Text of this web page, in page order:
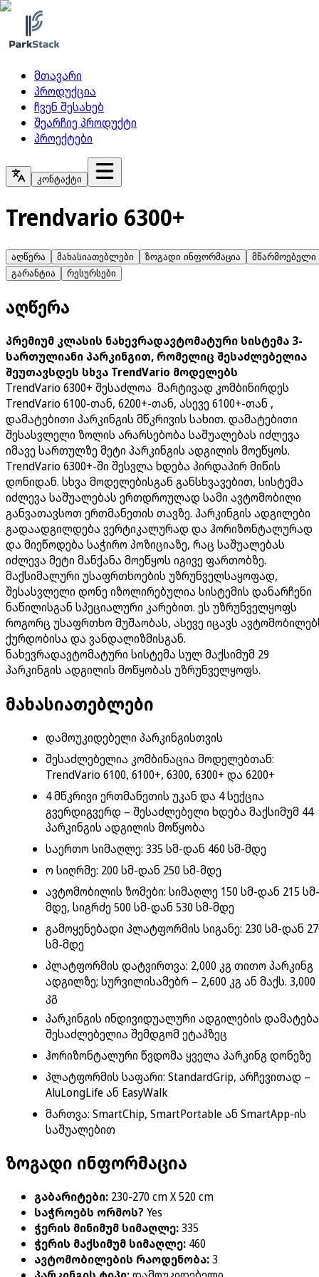
მთავარი
პროდუქცია
ჩვენ შესახებ
შეარჩიე პროდუქტი
პროექტები
კონტაქტი
Trendvario 6300+
აღწერა მახასიათებლები ზოგადი ინფორმაცია
მწარმოებელი
გარანტია
რესურსები
აღწერა
პრემიუმ კლასის ნახევრადავტომატური სისტემა 3-
სართულიანი პარკინგით, რომელიც შესაძლებელია
შეუთავსდეს სხვა TrendVario მოდელებს
TrendVario 6300+ შესაძლოა მარტივად კომბინირდეს
TrendVario 6100-თან, 6200+-თან, ასევე 6100+-თან ,
დამატებითი პარკინგის მწკრივის სახით. დამატებითი
შესასვლელი ზოლის არარსებობა საშუალებას იძლევა
იმავე სართულზე მეტი პარკინგის ადგილის მოეწყოს.
TrendVario 6300+-ში შესვლა ხდება პირდაპირ მიწის
დონიდან. სხვა მოდელებისგან განსხვავებით, სისტემა
იძლევა საშუალებას ერთდროულად სამი ავტომობილი
განვათავსოთ ერთმანეთის თავზე. პარკინგის ადგილები
გადაადგილდება ვერტიკალურად და ჰორიზონტალურად
და მიეწოდება საჭირო პოზიციაზე, რაც საშუალებას
იძლევა მეტი მანქანა მოეწყოს იგივე ფართობზე.
მაქსიმალური უსაფრთხოების უზრუნველსაყოფად,
შესასვლელი დონე იზოლირებულია სისტემის დანარჩენი
ნაწილისგან სპეციალური კარებით. ეს უზრუნველყოფს
როგორც უსაფრთხო მუშაობას, ასევე იცავს
ქურდობისა და ვანდალიზმისგან.
ნახევრადავტომატური სისტემა სულ მაქსიმუმ 29
პარკინგის ადგილის მოწყობას უზრუნველყოფს.
მახასიათებლები
დამოუკიდებელი პარკინგისთვის
შესაძლებელია კომბინაცია მოდელებთან:
TrendVario 6100, 6100+, 6300, 6300+ და 6200+
4 მწკრივი ერთმანეთის უკან და 4 სექცია
გვერდიგვერდ – შესაძლებელი ხდება მაქსიმუმ 44
პარკინგის ადგილის მოწყობა
საერთო სიმაღლე: 335 სმ-დან 460 სმ-მდე
ო სიღრმე: 200 სმ-დან 250 სმ-მდე
ავტომობილის ზომები: სიმაღლე 150 სმ-დან 215 სმ-
მდე, სიგრძე 500 სმ-დან 530 სმ-მდე
გამოყენებადი პლატფორმის სიგანე: 230 სმ-დან
სმ-მდე
პლატფორმის დატვირთვა: 2,000 კგ თითო პარკინგ
ადგილზე; სურვილისამებრ – 2,600 კგ ან მაქს. 3,000
კგ
პარკინგის ინდივიდუალური ადგილების დამატება
შესაძლებელია შემდგომ ეტაპზეც
ჰორიზონტალური წვდომა ყველა პარკინგ დონეზე
პლატფორმის საფარი: StandardGrip, არჩევითად –
AluLongLife ან EasyWalk
მართვა: SmartChip, SmartPortable ან SmartApp-ის
საშუალებით
ზოგადი ინფორმაცია
გაბარიტები: 230-270 cm X 520 cm
საჭროებს ორმოს? Yes
ჭერის მინიმუმ სიმაღლე:335
ჭერის მაქსიმუმ სიმაღლე: 460
ავტომობილების რაოდენობა:3